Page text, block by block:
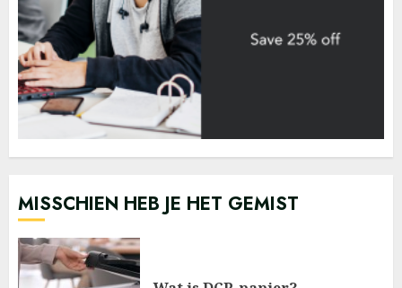
MISSCHIEN HEB JE HET GEMIST